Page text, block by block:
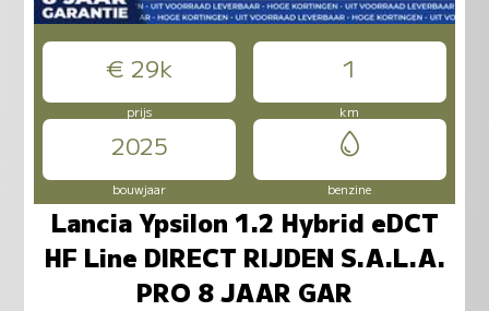
€ 29k 1
prijs km
2025
bouwjaar benzine
Lancia Ypsilon 1.2 Hybrid eDCT
HF Line DIRECT RIJDEN S.A.L.A.
PRO 8 JAAR GAR